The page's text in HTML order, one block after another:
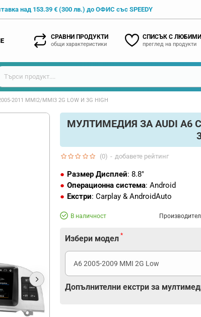
над 153.39 € (300 лв.) до ОФИС със SPEEDY
СРАВНИ ПРОДУКТИ
общи характеристики
СПИСЪК С ЛЮБИМИ
преглед на продукти
2011 MMI2/MMI3 2G LOW И 3G HIGH
МУЛТИМЕДИЯ ЗА AUDI A6
Размер Дисплей: 8.8"
Операционна система: Android
Екстри: Carplay & AndroidAuto
В наличност
(0) - добавете рейтинг
Избери модел
Допълнителни екстри за